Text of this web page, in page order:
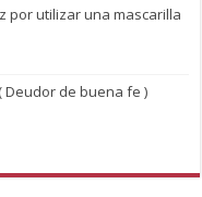
por utilizar una mascarilla
Deudor de buena fe )